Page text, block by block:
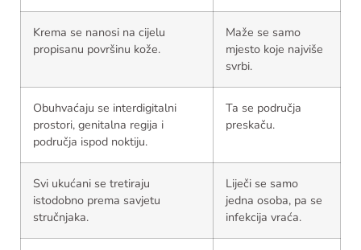
Krema se nanosi na cijelu
propisanu površinu kože.
Maže se samo
mjesto koje najviše
svrbi.
Obuhvaćaju se interdigitalni
prostori, genitalna regija i
područja ispod noktiju.
Ta se područja
preskaču.
Svi ukućani se tretiraju
istodobno prema savjetu
stručnjaka.
Liječi se samo
jedna osoba, pa se
infekcija vraća.